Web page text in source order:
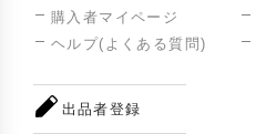
購入者マイページ
ヘルプ(よくある質問)
出品者登録